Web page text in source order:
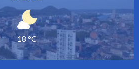
18 °C